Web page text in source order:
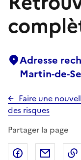
Adresse
Martin-de-
Faire une
des risques
Partager la page
Partager sur